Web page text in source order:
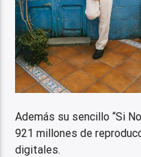
Además su sencillo “Si
921 millones de
digitales.